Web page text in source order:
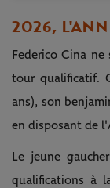
2026,
Federico Cina
tour qualificatif.
ans), son
en disposant de
Le jeune
qualifications à